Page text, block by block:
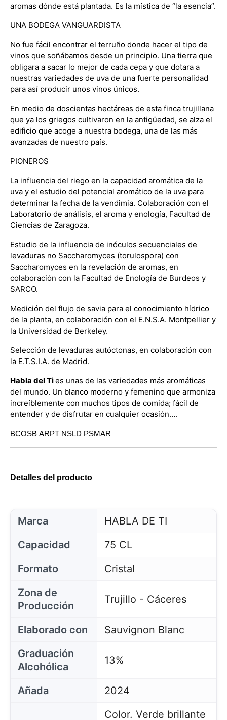
aromas dónde está plantada. Es la mística de “la esencia”.
UNA BODEGA VANGUARDISTA
No fue fácil encontrar el terruño donde hacer el tipo de
vinos que soñábamos desde un principio. Una tierra que
obligara a sacar lo mejor de cada cepa y que dotara a
nuestras variedades de uva de una fuerte personalidad
para así producir unos vinos únicos.
En medio de doscientas hectáreas de esta finca trujillana
que ya los griegos cultivaron en la antigüedad, se alza el
edificio que acoge a nuestra bodega, una de las más
avanzadas de nuestro país.
PIONEROS
La influencia del riego en la capacidad aromática de la
uva y el estudio del potencial aromático de la uva para
determinar la fecha de la vendimia. Colaboración con el
Laboratorio de análisis, el aroma y enología, Facultad de
Ciencias de Zaragoza.
Estudio de la influencia de inóculos secuenciales de
levaduras no Saccharomyces (torulospora) con
Saccharomyces en la revelación de aromas, en
colaboración con la Facultad de Enología de Burdeos y
SARCO.
Medición del flujo de savia para el conocimiento hídrico
de la planta, en colaboración con el E.N.S.A. Montpellier y
la Universidad de Berkeley.
Selección de levaduras autóctonas, en colaboración con
la E.T.S.I.A. de Madrid.
Habla del Ties unas de las variedades más aromáticas
del mundo. Un blanco moderno y femenino que armoniza
increíblemente con muchos tipos de comida; fácil de
entender y de disfrutar en cualquier ocasión….
BCOSB ARPT NSLD PSMAR
Detalles del producto
Marca
HABLA DE TI
Capacidad
75 CL
Formato
Cristal
Zona de
Producción
Trujillo - Cáceres
Elaborado con
Sauvignon Blanc
Graduación
Alcohólica
13%
Añada
2024
Color. Verde brillante